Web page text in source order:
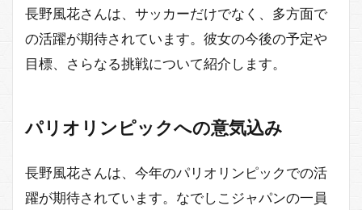
長野風花さんは、サッカーだけでなく、多方面で
の活躍が期待されています。彼女の今後の予定や
目標、さらなる挑戦について紹介します。
パリオリンピックへの意気込み
長野風花さんは、今年のパリオリンピックでの活
躍が期待されています。なでしこジャパンの一員